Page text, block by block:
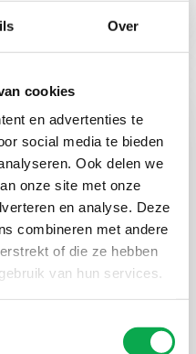
Over
cookies
en advertenties te
social media te bieden
Ook delen we
onze site met onze
en analyse. Deze
combineren met andere
of die ze hebben
van hun services.